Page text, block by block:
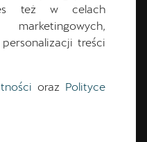
z pełną
pamięci
parkowania z przodu i
też w celach
treści
oraz Polityce